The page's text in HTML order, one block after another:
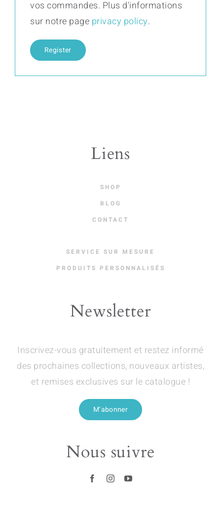
vos commandes. Plus d'informations
sur notre page privacy policy.
Register
Liens
SHOP
BLOG
CONTACT
SERVICE SUR MESURE
PRODUITS PERSONNALISÉS
Newsletter
Inscrivez-vous gratuitement et restez informé
des prochaines collections, nouveaux artistes,
et remises exclusives sur le catalogue !
M’abonner
Nous suivre